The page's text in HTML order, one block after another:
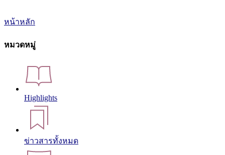
หน้าหลัก
หมวดหมู่
Highlights
ข่าวสารทั้งหมด